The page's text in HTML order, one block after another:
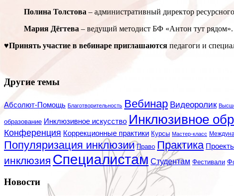
Полина Толстова – административный директор
Мария Дёгтева – ведущий методист БФ «Антон тут рядом».
♥Принять участие в вебинаре приглашаются педагоги и
Другие темы
Абсолют-Помощь Благотворительность Вебинар Видеоролик
образование Инклюзивное искусство Инклюзивное
Конференция Коррекционные практики Курсы Мастер-класс
Популяризация инклюзии Право Практика
инклюзия Специалистам Студентам Фестивали
Новости